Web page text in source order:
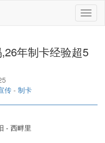
年制卡经验超5
传 - 制卡
- 西畔里